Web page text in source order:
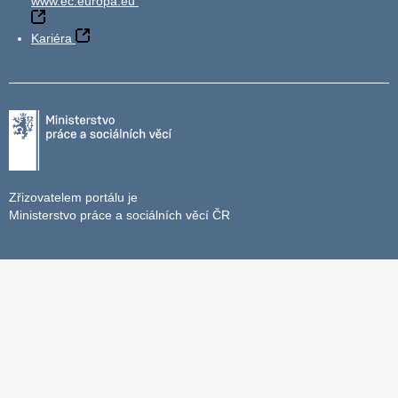
Kariéra
Zřizovatelem portálu je
Ministerstvo práce a sociálních věcí ČR